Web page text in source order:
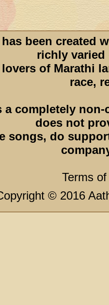
been created
richly varied
of Marathi
race,
a completely
does not
songs, do
Terms
© 2016